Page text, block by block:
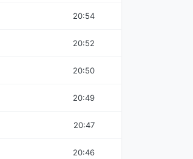
20:54
20:52
20:50
20:49
20:47
20:46